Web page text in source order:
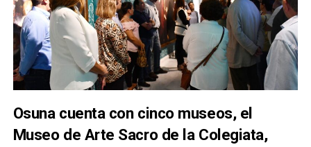
Osuna cuenta con cinco museos, el
Museo de Arte Sacro de la Colegiata,